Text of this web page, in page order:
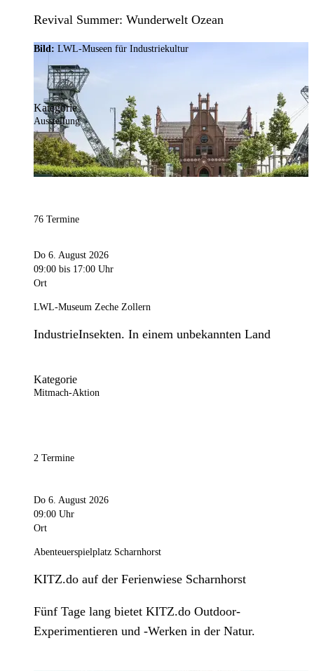
Revival Summer: Wunderwelt Ozean
Bild: LWL-Museen für Industriekultur
Kategorie
Ausstellung
76 Termine
Do 6. August 2026
09:00 bis 17:00 Uhr
Ort
LWL-Museum Zeche Zollern
IndustrieInsekten. In einem unbekannten Land
Kategorie
Mitmach-Aktion
2 Termine
Do 6. August 2026
09:00 Uhr
Ort
Abenteuerspielplatz Scharnhorst
KITZ.do auf der Ferienwiese Scharnhorst
Fünf Tage lang bietet KITZ.do Outdoor-
Experimentieren und -Werken in der Natur.